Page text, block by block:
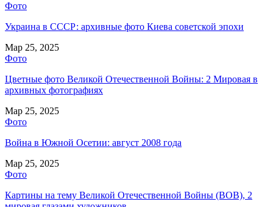
Фото
Украина в СССР: архивные фото Киева советской эпохи
Мар 25, 2025
Фото
Цветные фото Великой Отечественной Войны: 2 Мировая в
архивных фотографиях
Мар 25, 2025
Фото
Война в Южной Осетии: август 2008 года
Мар 25, 2025
Фото
Картины на тему Великой Отечественной Войны (ВОВ), 2